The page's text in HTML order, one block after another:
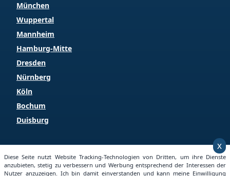
München
Wuppertal
Mannheim
Hamburg-Mitte
Dresden
Nürnberg
Köln
Bochum
Duisburg
Copyright © 2026 Grundstueckspreise.info
x
Diese Seite nutzt Website Tracking-Technologien von Dritten, um ihre Dienste
anzubieten, stetig zu verbessern und Werbung entsprechend der Interessen der
Nutzer anzuzeigen. Ich bin damit einverstanden und kann meine Einwilligung